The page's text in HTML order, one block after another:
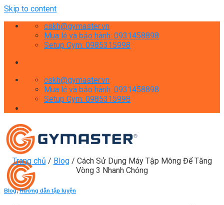
Skip to content
cskh@gymaster.vn
Mua lẻ và bảo hành: 0931458898
Setup Gym: 0985315998
cskh@gymaster.vn
Mua lẻ và bảo hành: 0931458898
Setup Gym: 0985315998
Trang chủ / Blog / Cách Sử Dụng Máy Tập Mông Để Tăng
Vòng 3 Nhanh Chóng
Blog,Hướng dẫn tập luyện